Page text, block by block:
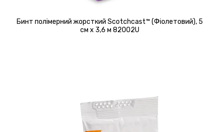
Бинт полімерний жорсткий Scotchcast™ (Фіолетовий), 5
см х 3,6 м 82002U